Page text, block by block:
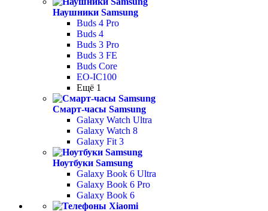
Наушники Samsung
Buds 4 Pro
Buds 4
Buds 3 Pro
Buds 3 FE
Buds Core
EO-IC100
Ещё 1
Смарт-часы Samsung
Galaxy Watch Ultra
Galaxy Watch 8
Galaxy Fit 3
Ноутбуки Samsung
Galaxy Book 6 Ultra
Galaxy Book 6 Pro
Galaxy Book 6